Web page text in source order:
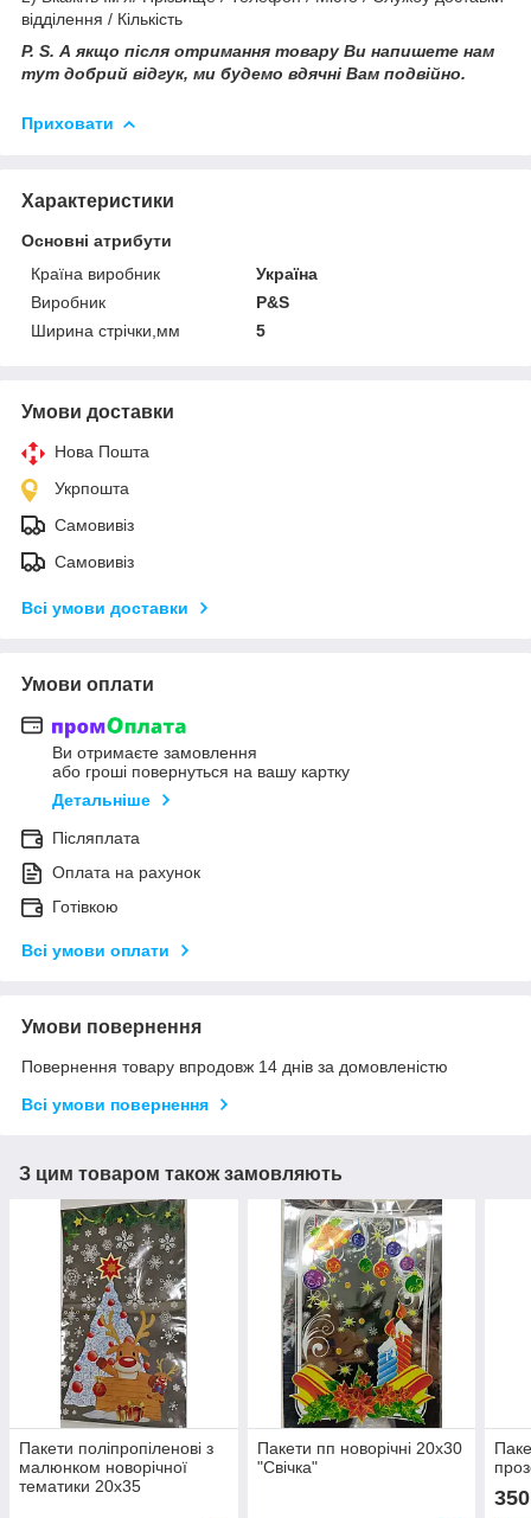
відділення / Кількість
P. S. А якщо після отримання товару Ви напишете нам
тут добрий відгук, ми будемо вдячні Вам подвійно.
Приховати
Характеристики
Основні атрибути
Країна виробник
Україна
Виробник
P&S
Ширина стрічки,мм
5
Умови доставки
Нова Пошта
Укрпошта
Самовивіз
Самовивіз
Всі умови доставки
Умови оплати
Ви отримаєте замовлення
або гроші повернуться на вашу картку
Детальніше
Післяплата
Оплата на рахунок
Готівкою
Всі умови оплати
Умови повернення
Повернення товару впродовж 14 днів за домовленістю
Всі умови повернення
З цим товаром також замовляють
Пакети поліпропіленові з
малюнком новорічної
тематики 20х35
Пакети пп новорічні 20х30
"Свічка"
350